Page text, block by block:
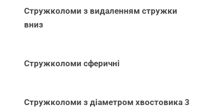
Стружколоми з видаленням стружки
вниз
Стружколоми сферичні
Стружколоми з діаметром хвостовика 3